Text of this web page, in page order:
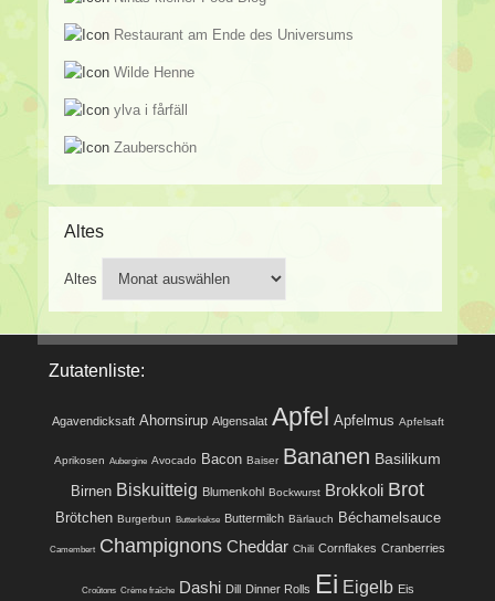
Restaurant am Ende des Universums
Wilde Henne
ylva i fårfäll
Zauberschön
Altes
Altes
Zutatenliste:
Agavendicksaft Ahornsirup Algensalat Apfel Apfelmus Apfelsaft
Aprikosen Aubergine Avocado Bacon Baiser Bananen Basilikum
Birnen Biskuitteig Blumenkohl Bockwurst Brokkoli Brot
Brötchen Burgerbun Butterkekse Buttermilch Bärlauch Béchamelsauce
Camembert Champignons Cheddar Chili Cornflakes Cranberries
Croûtons Crème fraîche Dashi Dill Dinner Rolls Ei Eigelb Eis